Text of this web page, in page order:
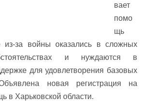
вает
помо
щь
из-за войны оказались в сложных
и нуждаются в
для удовлетворения базовых
новая регистрация на
в Харьковской области.